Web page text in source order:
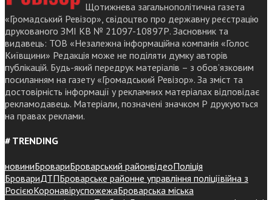
Щотижнева загальнополітична газета
«Громадський Ревізор», свідоцтво про державну реєстрацію
друкованого ЗМІ КВ № 21097-10897Р. Засновник та
видавець: ТОВ «Незалежна інформаційна компанія «Голос
Київщини» Редакція може не поділяти думку авторів
публікацій. Будь-який передрук матеріалів – з обов’язковим
посиланням на газету «Громадський Ревізор». За зміст та
достовірність інформації у рекламних матеріалах відповідає
рекламодавець. Матеріали, позначені значком Р друкуються
на правах реклами.
# TRENDING
новиниБровариБроварський районвідеоПоліція
БровариДТПБроварське районне управління поліціївійна з
РосієюКоронавіруспожежаБроварська міська